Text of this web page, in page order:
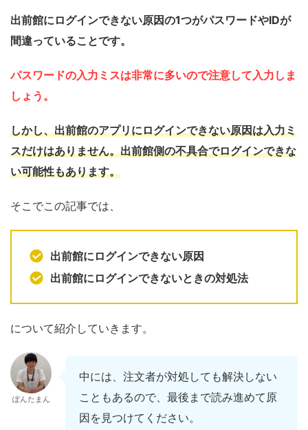
出前館にログインできない原因の1つがパスワードやIDが
間違っていることです。
パスワードの入力ミスは非常に多いので注意して入力しま
しょう。
しかし、出前館のアプリにログインできない原因は入力ミ
スだけはありません。出前館側の不具合でログインできな
い可能性もあります。
そこでこの記事では、
出前館にログインできない原因
出前館にログインできないときの対処法
について紹介していきます。
ぽんたまん
中には、注文者が対処しても解決しない
こともあるので、最後まで読み進めて原
因を見つけてください。